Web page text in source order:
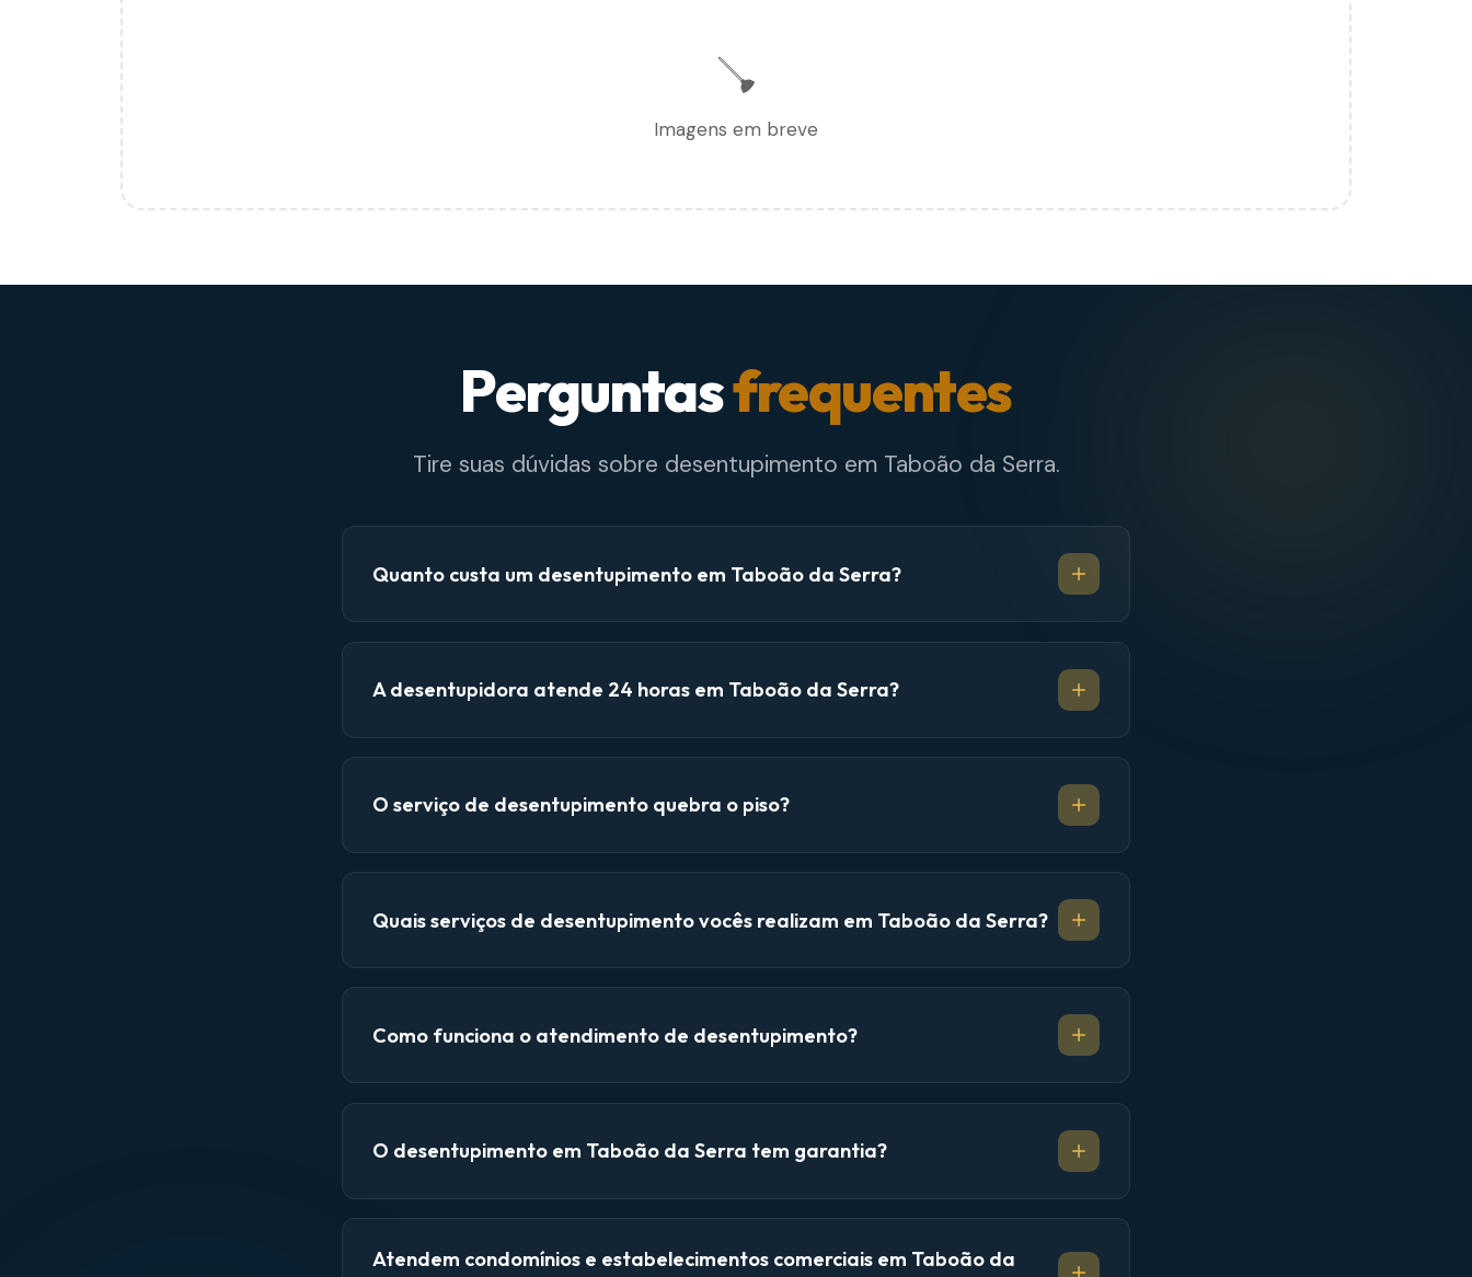
🪠
Imagens em breve
Perguntasfrequentes
Tire suas dúvidas sobre desentupimento em Taboão da Serra.
Quanto custa um desentupimento em Taboão da Serra?
A desentupidora atende 24 horas em Taboão da Serra?
O serviço de desentupimento quebra o piso?
Quais serviços de desentupimento vocês realizam em Taboão da Serra?
Como funciona o atendimento de desentupimento?
O desentupimento em Taboão da Serra tem garantia?
Atendem condomínios e estabelecimentos comerciais em Taboão da